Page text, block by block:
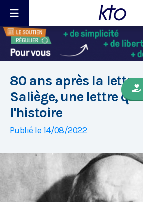
80 ans après la lettre
Saliège, une lettre
l'histoire
Publié le 14/08/2022